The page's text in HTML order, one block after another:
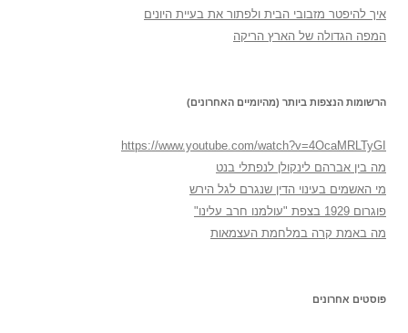
איך להיפטר מזבובי הבית ולפתור את בעיית היונים
המפה הגדולה של הארץ הריקה
הרשומות הנצפות ביותר (מהיומיים האחרונים)
https://www.youtube.com/watch?v=4OcaMRLTyGI
מה בין אברהם לינקולן לנפתלי בנט
מי האשמים בעינוי הדין שנגרם לגל הירש
פוגרום 1929 בצפת "עולמנו חרב עלינו"
מה באמת קרה במלחמת העצמאות
פוסטים אחרונים